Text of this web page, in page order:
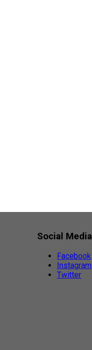
Social Media
Facebook
Instagram
Twitter